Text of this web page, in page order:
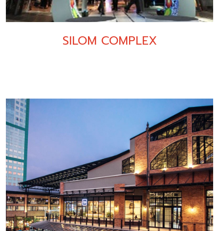
SILOM COMPLEX